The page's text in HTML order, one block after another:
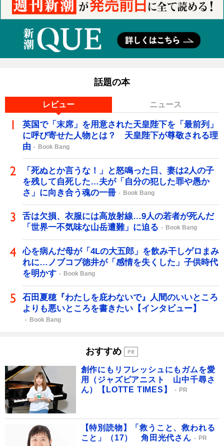
話題の本
レビュー ニュース
英国で「末席」を用意された天皇陛下を「最前列」
に呼び寄せた人物とは？ 天皇陛下が尊敬される理
由
Book Bang
「死ぬとか言うな！」と怒鳴った日、妻は2人の子
を残して自死した…夫が「自分の犯した罪や愚か
さ」に向き合う魂の一冊
Book Bang
舌は欠損、衣服には高放射線…9人の若者が死んだ
「世界一不気味な山岳遭難」に迫る
Book Bang
心を病んだ母が「4Lの大五郎」を飲み干しゲロまみ
れに…ノブコブ徳井が「感情を失くした」子供時代
を明かす
Book Bang
石田夏穂『わたしを庇わないで』人間のいいところ
よりも悪いところを書きたい【インタビュー】
Book Bang
おすすめ
創作にもリフレッシュにもガムを愛
用（ジャズピアニスト 山中千尋さ
ん）【LOTTE TIMES】
PR
【特別読物】「救うこと、救われる
こと」（17） 角田光代さん
PR